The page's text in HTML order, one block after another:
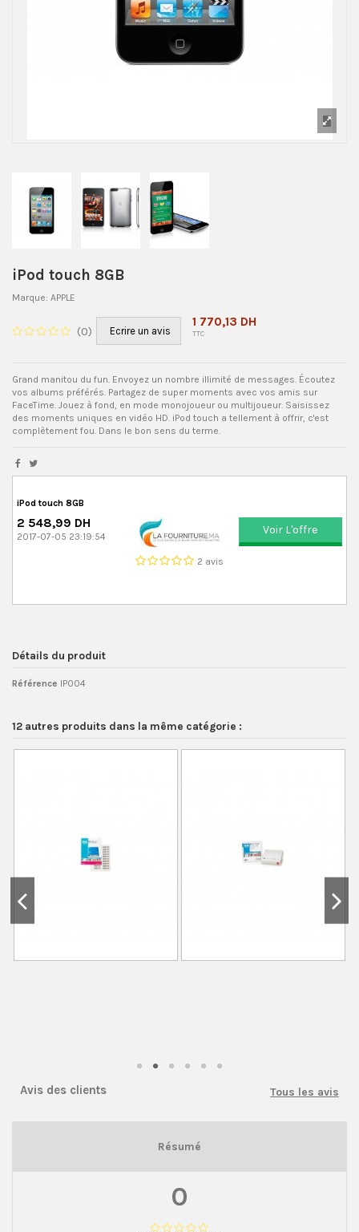
iPod touch 8GB
Marque: APPLE
(0) Ecrire un avis
1 770,13 DH
TTC
Grand manitou du fun. Envoyez un nombre illimité de messages. Écoutez
vos albums préférés. Partagez de super moments avec vos amis sur
FaceTime. Jouez à fond, en mode monojoueur ou multijoueur. Saisissez
des moments uniques en vidéo HD. iPod touch a tellement à offrir, c'est
complètement fou. Dans le bon sens du terme.
iPod touch 8GB
2 548,99 DH
2017-07-05 23:19:54
2 avis
Voir L'offre
Détails du produit
Référence IP004
12 autres produits dans la même catégorie :
Avis des clients Tous les avis
Résumé
0